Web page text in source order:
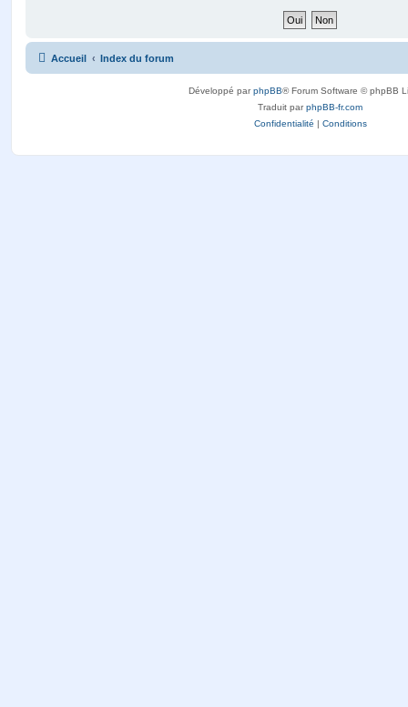
Accueil Index du forum
Développé parphpBB® Forum Software © phpBB
Traduit parphpBB-fr.com
Confidentialité | Conditions